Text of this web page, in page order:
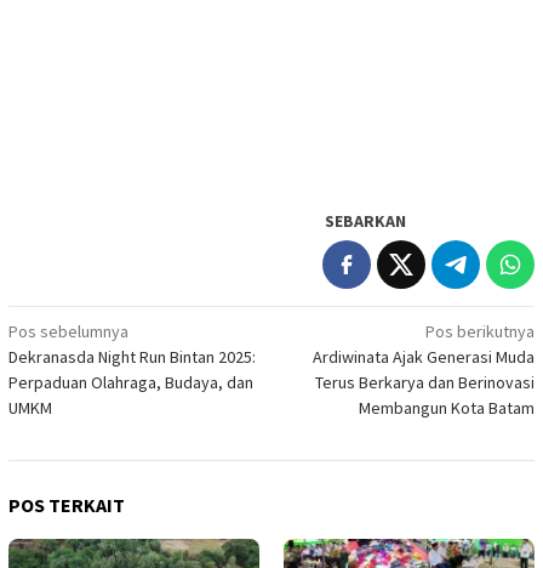
SEBARKAN
Navigasi
pos
Pos sebelumnya
Dekranasda Night Run Bintan 2025:
Perpaduan Olahraga, Budaya, dan
UMKM
Pos berikutnya
Ardiwinata Ajak Generasi Muda
Terus Berkarya dan Berinovasi
Membangun Kota Batam
POS TERKAIT